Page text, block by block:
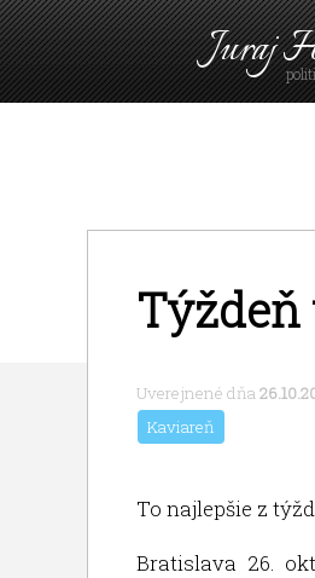
Juraj
Uverejnené dňa
Kaviareň
To najlepšie z
Bratislava 26.